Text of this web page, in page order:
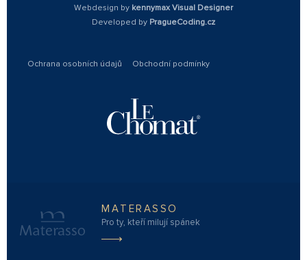
Webdesign by kennymax Visual Designer
Developed by PragueCoding.cz
Ochrana osobních údajů Obchodní podmínky
MATERASSO
Pro ty, kteří milují spánek